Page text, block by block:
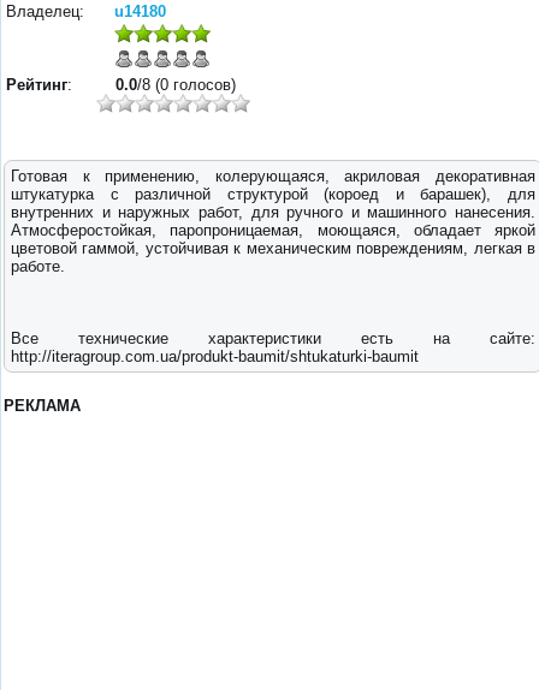
Владелец:
u14180
Рейтинг: 0.0/8 (0 голосов)
Готовая к применению, колерующаяся, акриловая декоративная
штукатурка с различной структурой (короед и барашек), для
внутренних и наружных работ, для ручного и машинного нанесения.
Атмосферостойкая, паропроницаемая, моющаяся, обладает яркой
цветовой гаммой, устойчивая к механическим повреждениям, легкая в
работе.
Все технические характеристики есть на сайте:
http://iteragroup.com.ua/produkt-baumit/shtukaturki-baumit
РЕКЛАМА